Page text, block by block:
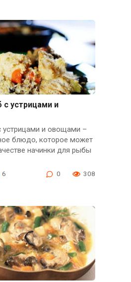
устрицами и
устрицами и овощами –
блюдо, которое может
начинки для рыбы
6 0 308